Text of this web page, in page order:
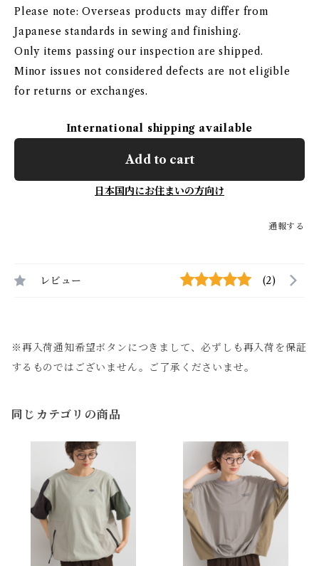
Please note: Overseas products may differ from
Japanese standards in sewing and finishing.
Only items passing our inspection are shipped.
Minor issues not considered defects are not eligible
for returns or exchanges.
International shipping available
Add to cart
日本国内にお住まいの方向け
通報する
レビュー (2)
※再入荷通知希望ボタンにつきまして、必ずしも再入荷を保証
するものではございません。ご了承くださいませ。
同じカテゴリの商品